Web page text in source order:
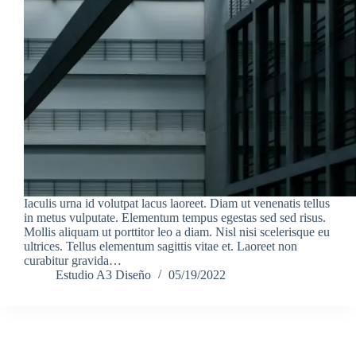
Iaculis urna id volutpat lacus laoreet. Diam ut venenatis tellus
in metus vulputate. Elementum tempus egestas sed sed risus.
Mollis aliquam ut porttitor leo a diam. Nisl nisi scelerisque eu
ultrices. Tellus elementum sagittis vitae et. Laoreet non
curabitur gravida…
Estudio A3 Diseño
05/19/2022